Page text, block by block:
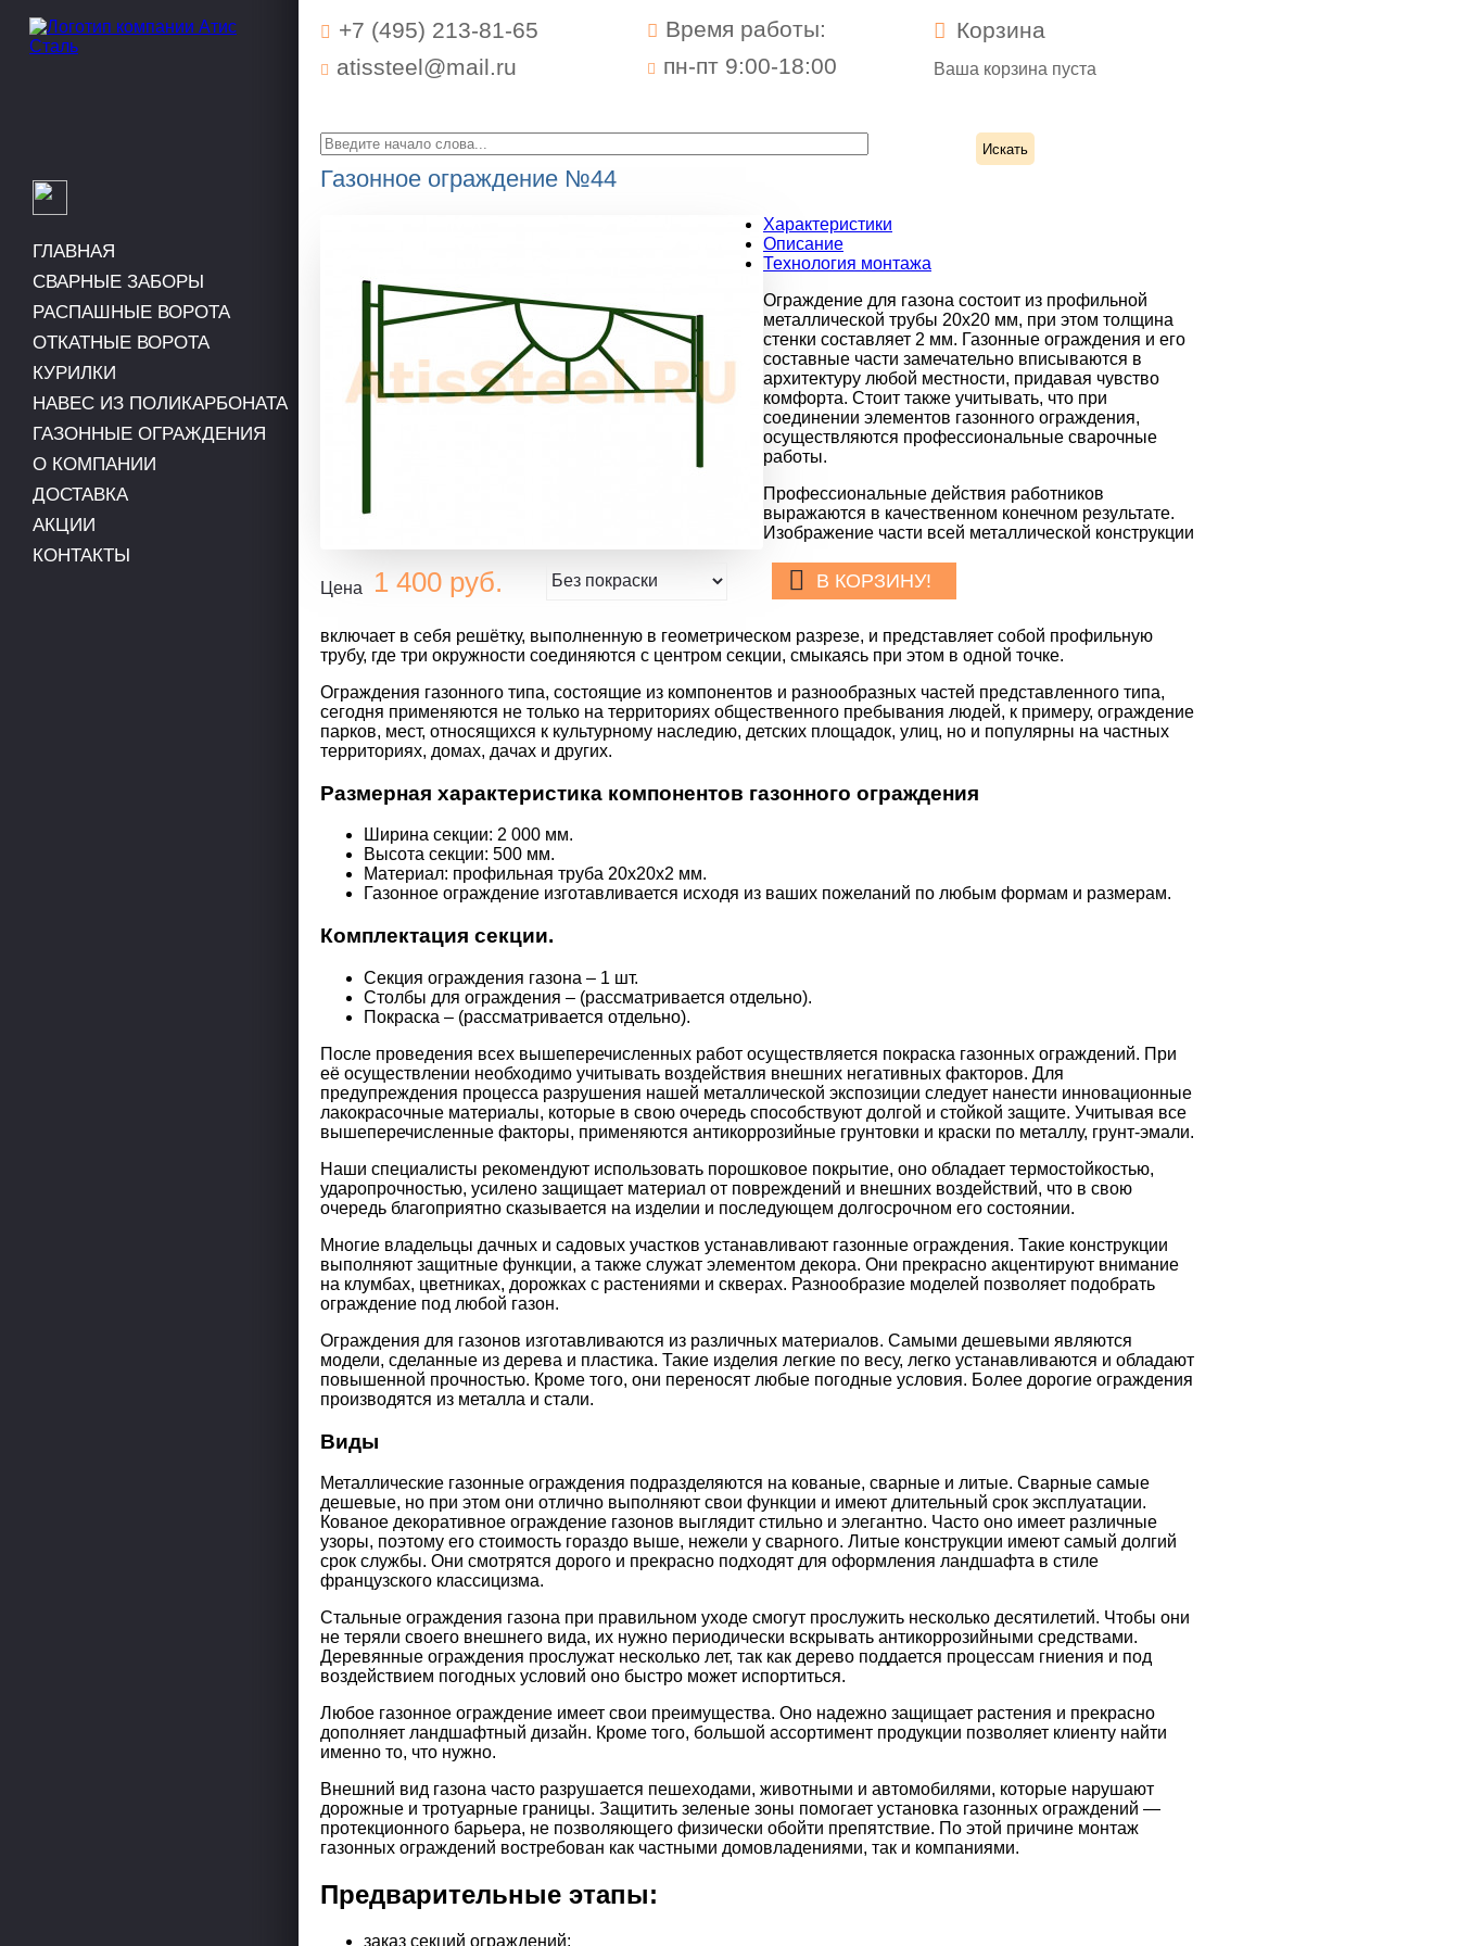
ГЛАВНАЯ
СВАРНЫЕ ЗАБОРЫ
РАСПАШНЫЕ ВОРОТА
ОТКАТНЫЕ ВОРОТА
КУРИЛКИ
НАВЕС ИЗ ПОЛИКАРБОНАТА
ГАЗОННЫЕ ОГРАЖДЕНИЯ
О КОМПАНИИ
ДОСТАВКА
АКЦИИ
КОНТАКТЫ
+7 (495) 213-81-65
atissteel@mail.ru
Время работы:
пн-пт 9:00-18:00
Корзина
Ваша корзина пуста
Газонное ограждение №44
Цена 1 400 руб. В КОРЗИНУ!
Характеристики
Описание
Технология монтажа
Ограждение для газона состоит из профильной
металлической трубы 20х20 мм, при этом толщина
стенки составляет 2 мм. Газонные ограждения и его
составные части замечательно вписываются в
архитектуру любой местности, придавая чувство
комфорта. Стоит также учитывать, что при
соединении элементов газонного ограждения,
осуществляются профессиональные сварочные
работы.
Профессиональные действия работников
выражаются в качественном конечном результате.
Изображение части всей металлической конструкции
включает в себя решётку, выполненную в геометрическом разрезе, и представляет собой профильную
трубу, где три окружности соединяются с центром секции, смыкаясь при этом в одной точке.
Ограждения газонного типа, состоящие из компонентов и разнообразных частей представленного типа,
сегодня применяются не только на территориях общественного пребывания людей, к примеру, ограждение
парков, мест, относящихся к культурному наследию, детских площадок, улиц, но и популярны на частных
территориях, домах, дачах и других.
Размерная характеристика компонентов газонного ограждения
Ширина секции: 2 000 мм.
Высота секции: 500 мм.
Материал: профильная труба 20х20х2 мм.
Газонное ограждение изготавливается исходя из ваших пожеланий по любым формам и размерам.
Комплектация секции.
Секция ограждения газона – 1 шт.
Столбы для ограждения – (рассматривается отдельно).
Покраска – (рассматривается отдельно).
После проведения всех вышеперечисленных работ осуществляется покраска газонных ограждений. При
её осуществлении необходимо учитывать воздействия внешних негативных факторов. Для
предупреждения процесса разрушения нашей металлической экспозиции следует нанести инновационные
лакокрасочные материалы, которые в свою очередь способствуют долгой и стойкой защите. Учитывая все
вышеперечисленные факторы, применяются антикоррозийные грунтовки и краски по металлу, грунт-эмали.
Наши специалисты рекомендуют использовать порошковое покрытие, оно обладает термостойкостью,
ударопрочностью, усилено защищает материал от повреждений и внешних воздействий, что в свою
очередь благоприятно сказывается на изделии и последующем долгосрочном его состоянии.
Многие владельцы дачных и садовых участков устанавливают газонные ограждения. Такие конструкции
выполняют защитные функции, а также служат элементом декора. Они прекрасно акцентируют внимание
на клумбах, цветниках, дорожках с растениями и скверах. Разнообразие моделей позволяет подобрать
ограждение под любой газон.
Ограждения для газонов изготавливаются из различных материалов. Самыми дешевыми являются
модели, сделанные из дерева и пластика. Такие изделия легкие по весу, легко устанавливаются и обладают
повышенной прочностью. Кроме того, они переносят любые погодные условия. Более дорогие ограждения
производятся из металла и стали.
Виды
Металлические газонные ограждения подразделяются на кованые, сварные и литые. Сварные самые
дешевые, но при этом они отлично выполняют свои функции и имеют длительный срок эксплуатации.
Кованое декоративное ограждение газонов выглядит стильно и элегантно. Часто оно имеет различные
узоры, поэтому его стоимость гораздо выше, нежели у сварного. Литые конструкции имеют самый долгий
срок службы. Они смотрятся дорого и прекрасно подходят для оформления ландшафта в стиле
французского классицизма.
Стальные ограждения газона при правильном уходе смогут прослужить несколько десятилетий. Чтобы они
не теряли своего внешнего вида, их нужно периодически вскрывать антикоррозийными средствами.
Деревянные ограждения прослужат несколько лет, так как дерево поддается процессам гниения и под
воздействием погодных условий оно быстро может испортиться.
Любое газонное ограждение имеет свои преимущества. Оно надежно защищает растения и прекрасно
дополняет ландшафтный дизайн. Кроме того, большой ассортимент продукции позволяет клиенту найти
именно то, что нужно.
Внешний вид газона часто разрушается пешеходами, животными и автомобилями, которые нарушают
дорожные и тротуарные границы. Защитить зеленые зоны помогает установка газонных ограждений —
протекционного барьера, не позволяющего физически обойти препятствие. По этой причине монтаж
газонных ограждений востребован как частными домовладениями, так и компаниями.
Предварительные этапы:
заказ секций ограждений;